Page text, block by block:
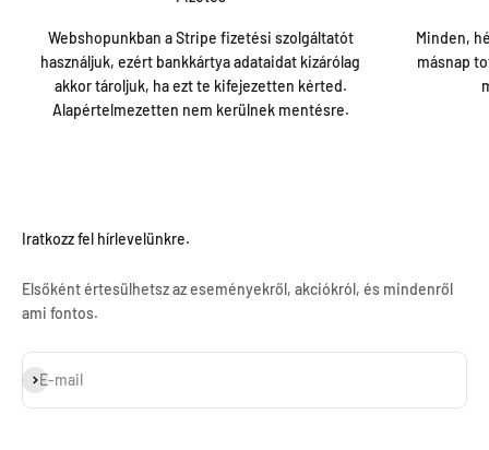
Webshopunkban a Stripe fizetési szolgáltatót
használjuk, ezért bankkártya adataidat kizárólag
akkor tároljuk, ha ezt te kifejezetten kérted.
Alapértelmezetten nem kerülnek mentésre.
Minden,
másnap
Iratkozz fel hírlevelünkre.
Elsőként értesülhetsz az eseményekről, akciókról, és mindenről
ami fontos.
E-mail
Feliratkozás